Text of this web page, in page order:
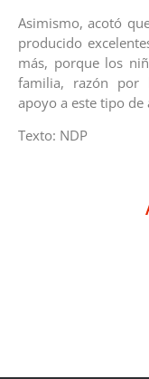
Asimismo, acotó
producido
más, porque los
familia, razón por
apoyo a este tipo de
Texto: NDP